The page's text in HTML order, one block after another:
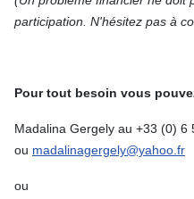
participation. N'hésitez pas à
Pour tout besoin vous
Madalina Gergely au +33 (0) 6
ou madalinagergely@yahoo.fr
ou